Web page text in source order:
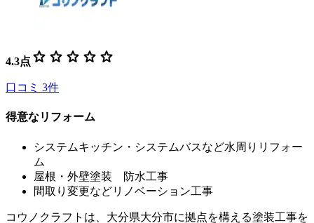
4.3点 star star star star star
口コミ 3件
得意なリフォーム
システムキッチン・システムバスなど水周りリフォー
ム
屋根・外壁塗装 防水工事
間取り変更などリノベーション工事
コウノクラフトは、大分県大分市に拠点を構える塗装工事を